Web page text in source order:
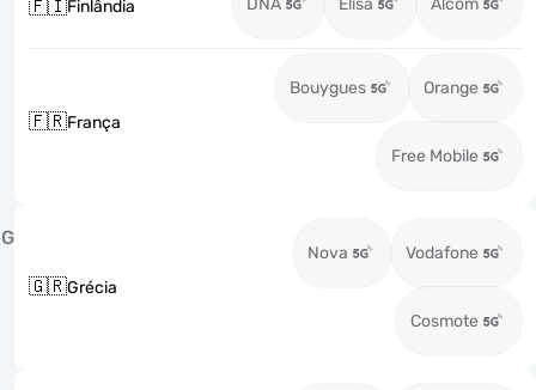
🇫🇮Finlândia DNA Elisa Ålcom
🇫🇷França
Bouygues Orange
Free Mobile
G
🇬🇷Grécia
Nova Vodafone
Cosmote